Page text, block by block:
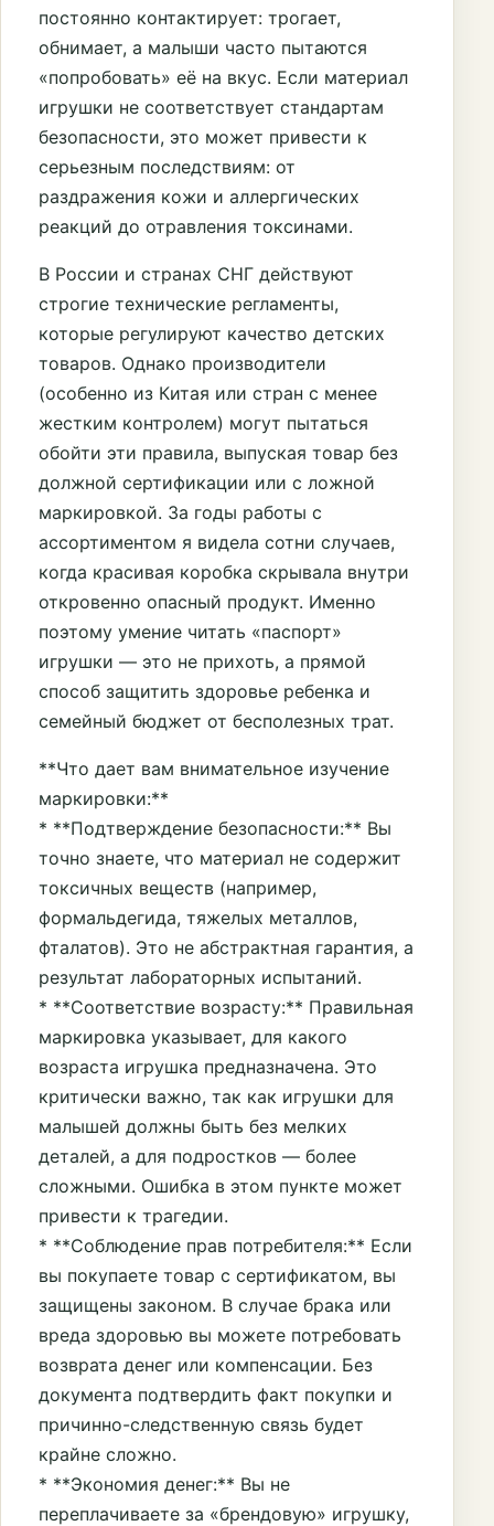
постоянно контактирует: трогает,
обнимает, а малыши часто пытаются
«попробовать» её на вкус. Если материал
игрушки не соответствует стандартам
безопасности, это может привести к
серьезным последствиям: от
раздражения кожи и аллергических
реакций до отравления токсинами.
В России и странах СНГ действуют
строгие технические регламенты,
которые регулируют качество детских
товаров. Однако производители
(особенно из Китая или стран с менее
жестким контролем) могут пытаться
обойти эти правила, выпуская товар без
должной сертификации или с ложной
маркировкой. За годы работы с
ассортиментом я видела сотни случаев,
когда красивая коробка скрывала внутри
откровенно опасный продукт. Именно
поэтому умение читать «паспорт»
игрушки — это не прихоть, а прямой
способ защитить здоровье ребенка и
семейный бюджет от бесполезных трат.
**Что дает вам внимательное изучение
маркировки:**
* **Подтверждение безопасности:** Вы
точно знаете, что материал не содержит
токсичных веществ (например,
формальдегида, тяжелых металлов,
фталатов). Это не абстрактная гарантия, а
результат лабораторных испытаний.
* **Соответствие возрасту:** Правильная
маркировка указывает, для какого
возраста игрушка предназначена. Это
критически важно, так как игрушки для
малышей должны быть без мелких
деталей, а для подростков — более
сложными. Ошибка в этом пункте может
привести к трагедии.
* **Соблюдение прав потребителя:** Если
вы покупаете товар с сертификатом, вы
защищены законом. В случае брака или
вреда здоровью вы можете потребовать
возврата денег или компенсации. Без
документа подтвердить факт покупки и
причинно-следственную связь будет
крайне сложно.
* **Экономия денег:** Вы не
переплачиваете за «брендовую» игрушку,